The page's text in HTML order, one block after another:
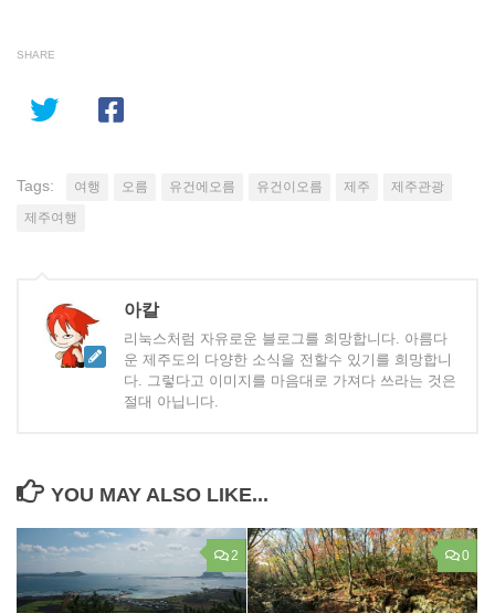
SHARE
Tags: 여행 오름 유건에오름 유건이오름 제주
제주관광
제주여행
아칼
리눅스처럼 자유로운 블로그를 희망합니다. 아름다
운 제주도의 다양한 소식을 전할수 있기를 희망합니
다. 그렇다고 이미지를 마음대로 가져다 쓰라는 것은
절대 아닙니다.
YOU MAY ALSO LIKE...
2 0